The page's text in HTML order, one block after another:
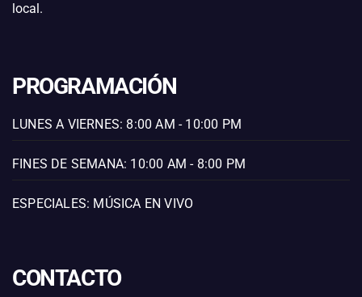
local.
PROGRAMACIÓN
LUNES A VIERNES: 8:00 AM - 10:00 PM
FINES DE SEMANA: 10:00 AM - 8:00 PM
ESPECIALES: MÚSICA EN VIVO
CONTACTO